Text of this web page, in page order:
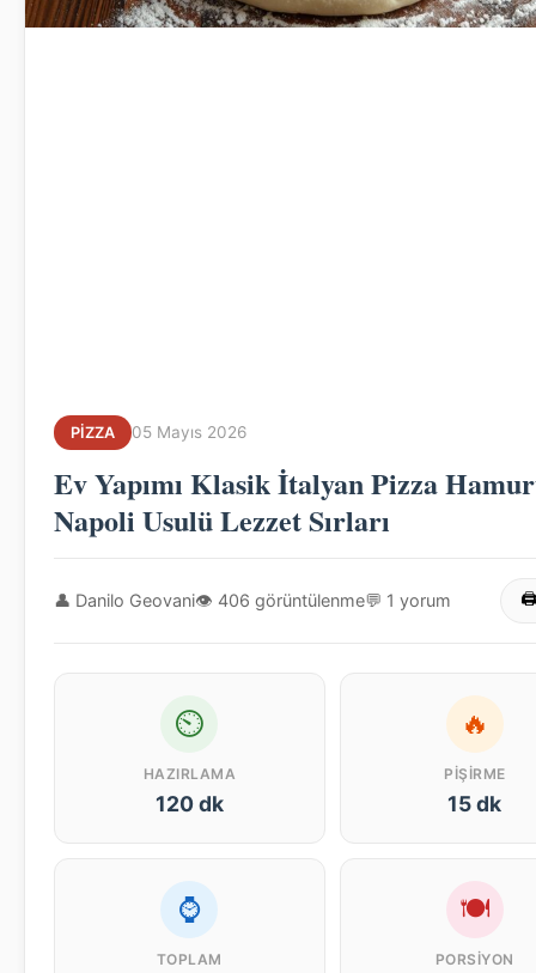
PIZZA 05 Mayıs 2026
Ev Yapımı Klasik İtalyan Pizza
Napoli Usulü Lezzet Sırları
👤 Danilo Geovani👁 406 görüntülenme💬 1 yorum 🖨
⏲
HAZIRLAMA
120 dk
🔥
PIŞIRME
15 dk
⌚
TOPLAM
🍽
PORSIYON